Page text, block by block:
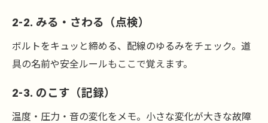
2-2. みる・さわる（点検）
ボルトをキュッと締める、配線のゆるみをチェック。道
具の名前や安全ルールもここで覚えます。
2-3. のこす（記録）
温度・圧力・音の変化をメモ。小さな変化が大きな故障